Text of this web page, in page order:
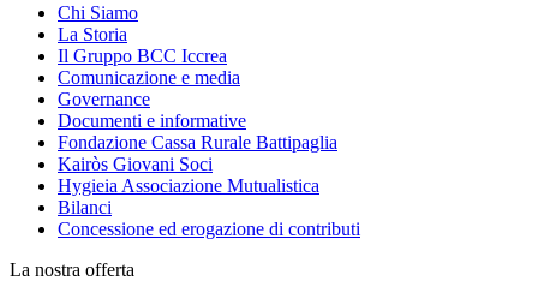
Chi Siamo
La Storia
Il Gruppo BCC Iccrea
Comunicazione e media
Governance
Documenti e informative
Fondazione Cassa Rurale Battipaglia
Kairòs Giovani Soci
Hygieia Associazione Mutualistica
Bilanci
Concessione ed erogazione di contributi
La nostra offerta